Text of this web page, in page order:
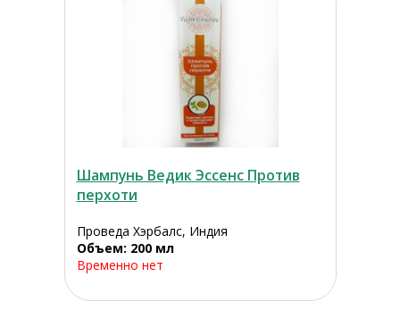
Шампунь Ведик Эссенс Против
перхоти
Проведа Хэрбалс, Индия
Объем: 200 мл
Временно нет